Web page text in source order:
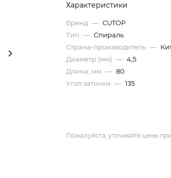
Характеристики
Бренд — CUTOP
Тип — Спираль
Страна-производитель —
Диаметр (мм) — 4,5
Длина, мм — 80
Угол заточки — 135
Пожалуйста, уточняйте цены